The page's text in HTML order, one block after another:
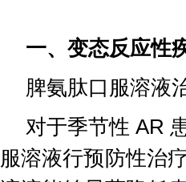
一、变态反应性
脾氨肽口服溶液
对于季节性 AR
服溶液行预防性治